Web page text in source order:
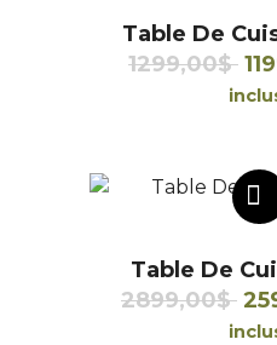
Table De
1299,00$ Le
Table De
2899,00$ Le